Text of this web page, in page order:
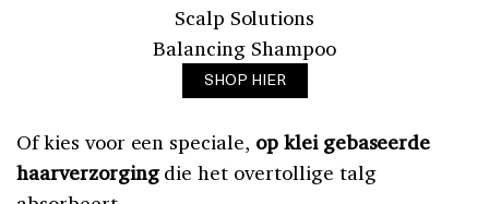
Scalp Solutions
Balancing Shampoo
SHOP HIER
Of kies voor een speciale, op klei gebaseerde
haarverzorgingdie het overtollige talg